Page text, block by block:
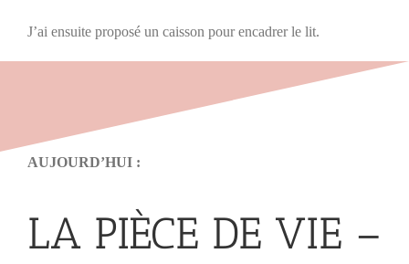
J’ai ensuite proposé un caisson pour encadrer le lit.
AUJOURD’HUI :
LA PIÈCE DE VIE –